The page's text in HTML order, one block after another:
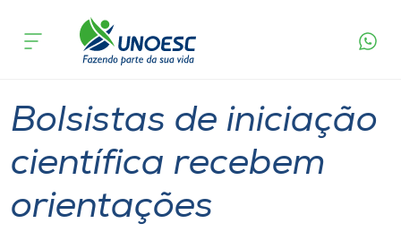
Cursos
Pesquisa
Atendimento ao Estudante
acontece
Bolsistas de iniciação
científica recebem
orientações